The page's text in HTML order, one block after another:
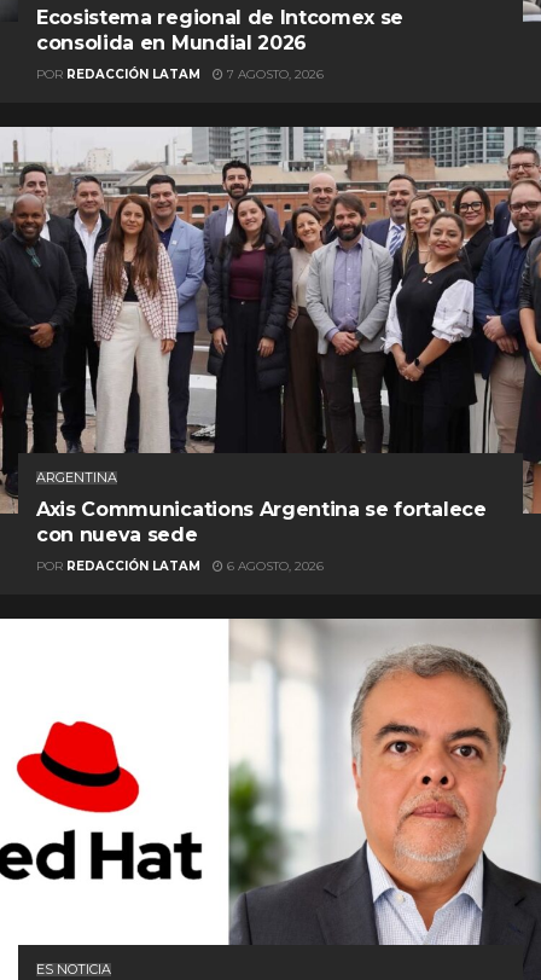
Ecosistema regional de Intcomex se
consolida en Mundial 2026
POR REDACCIÓN LATAM 7 AGOSTO, 2026
ARGENTINA
Axis Communications Argentina se fortalece
con nueva sede
POR REDACCIÓN LATAM 6 AGOSTO, 2026
ES NOTICIA